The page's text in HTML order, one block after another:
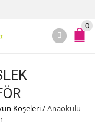
0
Köşeleri/Anaokulu